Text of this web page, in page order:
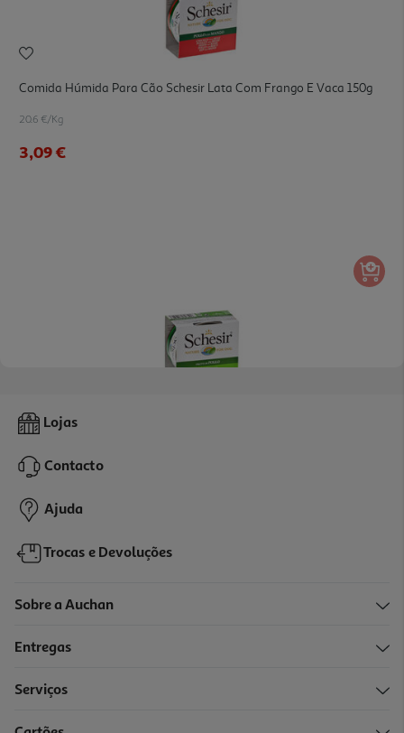
Comida Húmida Para Cão Schesir Lata Com Frango E Vaca 150g
20.6 €/Kg
3,09 €
Comida Húmida Para Cão Schesir Lata Com Frango 150g
3,09 €
Lojas
Contacto
Ajuda
Trocas e Devoluções
Sobre a Auchan
Entregas
Serviços